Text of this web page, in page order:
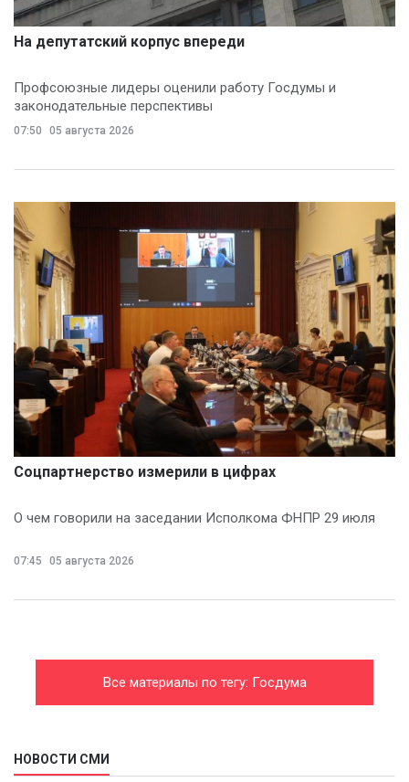
На депутатский корпус впереди
Профсоюзные лидеры оценили работу Госдумы и
законодательные перспективы
07:50 05 августа 2026
Соцпартнерство измерили в цифрах
О чем говорили на заседании Исполкома ФНПР 29 июля
07:45 05 августа 2026
Все материалы по тегу: Госдума
НОВОСТИ СМИ